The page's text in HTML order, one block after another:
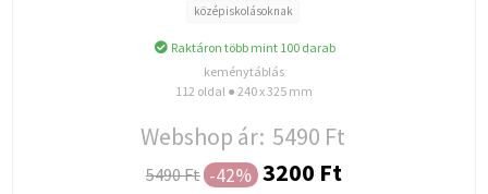
középiskolásoknak
Raktáron több mint 100 darab
keménytáblás
112 oldal ● 240 x 325 mm
Webshop ár: 5490 Ft
5490 Ft -42% 3200 Ft